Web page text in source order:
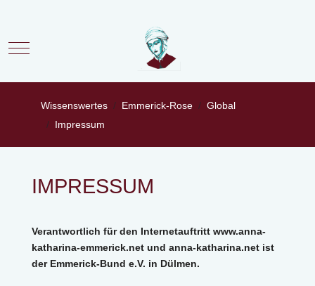
Mobile Menu Toggle
Wissenswertes Emmerick-Rose
Global
Impressum
IMPRESSUM
Verantwortlich für den Internetauftritt www.anna-
katharina-emmerick.net und anna-katharina.net ist
der Emmerick-Bund e.V. in Dülmen.